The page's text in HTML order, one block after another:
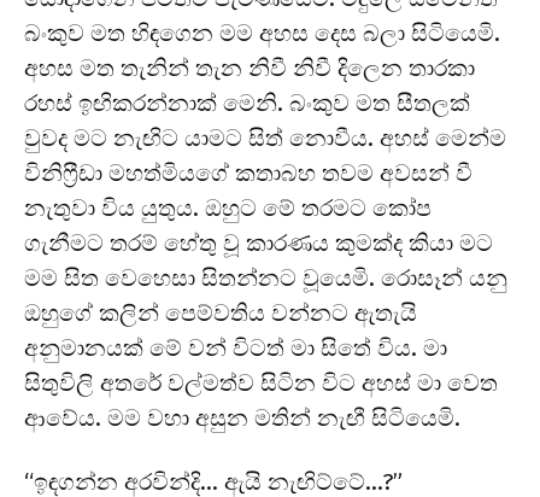
බංකුව මත හිඳගෙන මම අහස දෙස බලා සිටියෙමි.
අහස මත තැනින් තැන නිවී නිවී දිලෙන තාරකා
රහස් ඉඟිකරන්නාක් මෙනි. බංකුව මත සීතලක්
වුවද මට නැඟිට යාමට සිත් නොවීය. අහස් මෙන්ම
විනිෆ්‍රීඩා මහත්මියගේ කතාබහ තවම අවසන් වී
නැතුවා විය යුතුය. ඔහුට මේ තරමට කෝප
ගැනීමට තරම් හේතු වූ කාරණය කුමක්ද කියා මට
මම සිත වෙහෙසා සිතන්නට වූයෙමි. රොසෑන් යනු
ඔහුගේ කලින් පෙම්වතිය වන්නට ඇතැයි
අනුමානයක් මේ වන් විටත් මා සිතේ විය. මා
සිතුවිලි අතරේ වල්මත්ව සිටින විට අහස් මා වෙත
ආවේය. මම වහා අසුන මතින් නැඟී සිටියෙමි.
“ඉඳගන්න අරවින්දි… ඇයි නැඟිට්ටේ…?”